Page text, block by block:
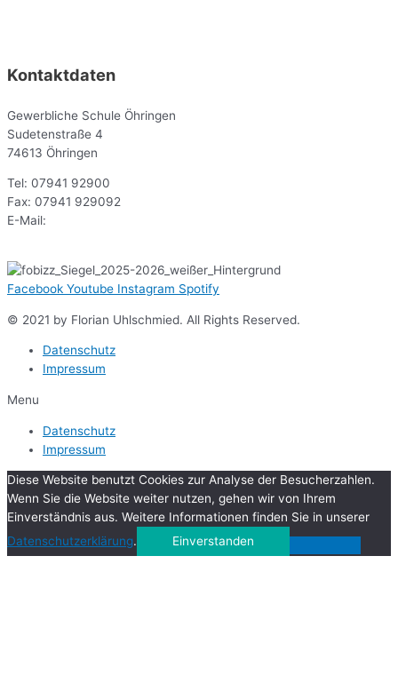
Kontaktdaten
Gewerbliche Schule Öhringen
Sudetenstraße 4
74613 Öhringen
Tel: 07941 92900
Fax: 07941 929092
E-Mail:
Facebook Youtube Instagram Spotify
© 2021 by Florian Uhlschmied. All Rights Reserved.
Datenschutz
Impressum
Menu
Datenschutz
Impressum
Diese Website benutzt Cookies zur Analyse der Besucherzahlen.
Wenn Sie die Website weiter nutzen, gehen wir von Ihrem
Einverständnis aus. Weitere Informationen finden Sie in unserer
Datenschutzerklärung. Einverstanden